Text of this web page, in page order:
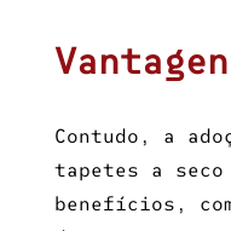
Contudo, a
tapetes a seco
benefícios,